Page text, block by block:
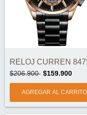
$206.900 $159.900